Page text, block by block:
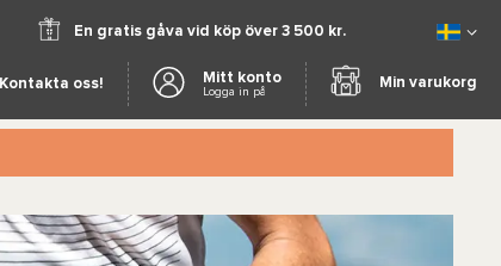
En gratis gåva vid köp över 3 500 kr.
Kontakta oss! Mitt konto
Logga in på
Min varukorg